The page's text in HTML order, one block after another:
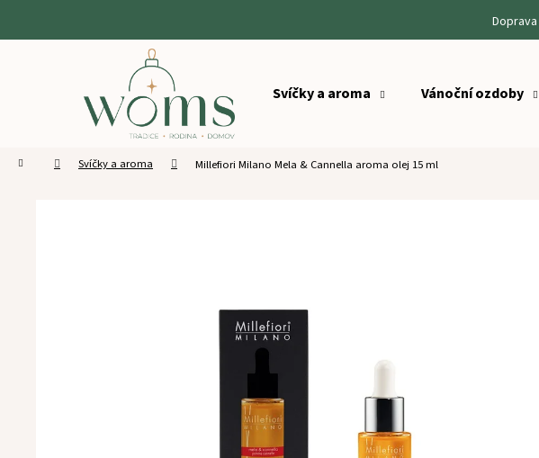
Doprava
Svíčky a aroma Vánoční ozdoby
Domů Svíčky a aroma Millefiori Milano Mela & Cannella aroma olej 15 ml
o
Zpět
obchodu
Zpět
obchodu
Co